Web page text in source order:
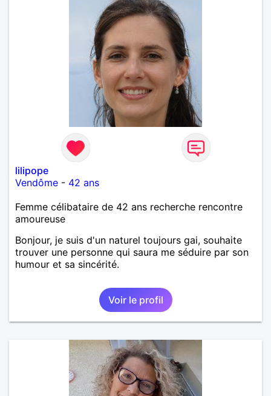
lilipope
Vendôme - 42 ans
Femme célibataire de 42 ans recherche rencontre
amoureuse
Bonjour, je suis d'un naturel toujours gai, souhaite
trouver une personne qui saura me séduire par son
humour et sa sincérité.
Voir le profil